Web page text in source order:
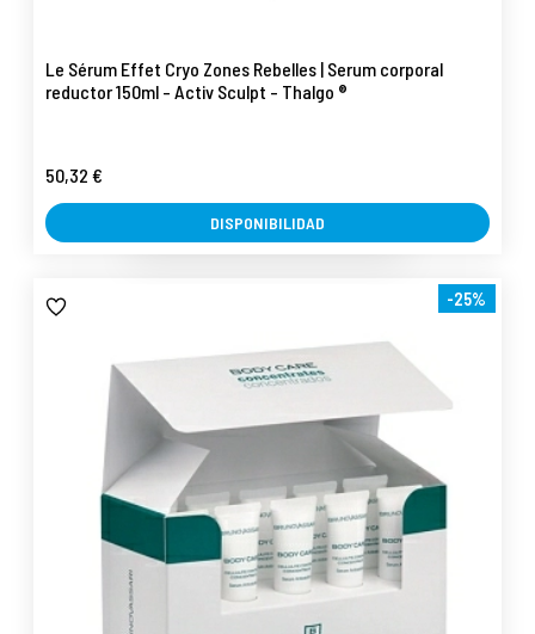
Le Sérum Effet Cryo Zones Rebelles | Serum corporal
reductor 150ml - Activ Sculpt - Thalgo ®
50,32 €
DISPONIBILIDAD
-25%